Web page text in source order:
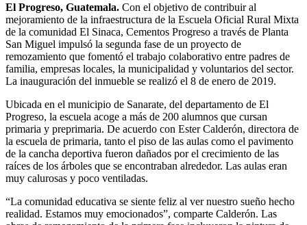
El Progreso, Guatemala. Con el objetivo de contribuir al
mejoramiento de la infraestructura de la Escuela Oficial Rural Mixta
de la comunidad El Sinaca, Cementos Progreso a través de Planta
San Miguel impulsó la segunda fase de un proyecto de
remozamiento que fomentó el trabajo colaborativo entre padres de
familia, empresas locales, la municipalidad y voluntarios del sector.
La inauguración del inmueble se realizó el 8 de enero de 2019.
Ubicada en el municipio de Sanarate, del departamento de El
Progreso, la escuela acoge a más de 200 alumnos que cursan
primaria y preprimaria. De acuerdo con Ester Calderón, directora de
la escuela de primaria, tanto el piso de las aulas como el pavimento
de la cancha deportiva fueron dañados por el crecimiento de las
raíces de los árboles que se encontraban alrededor. Las aulas eran
muy calurosas y poco ventiladas.
“La comunidad educativa se siente feliz al ver nuestro sueño hecho
realidad. Estamos muy emocionados”, comparte Calderón. Las